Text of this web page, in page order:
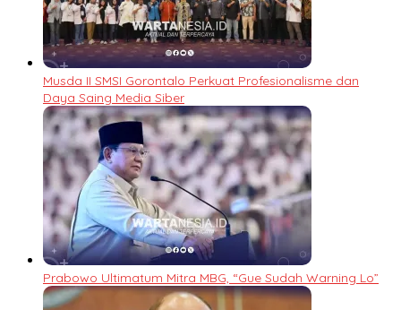
Musda II SMSI Gorontalo Perkuat Profesionalisme dan
Daya Saing Media Siber
Prabowo Ultimatum Mitra MBG, “Gue Sudah Warning Lo”